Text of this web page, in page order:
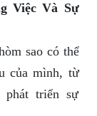
Việc Và Sự
sao có thể
của mình, từ
triển sự